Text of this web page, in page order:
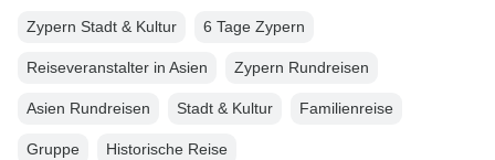
Zypern Stadt & Kultur 6 Tage Zypern
Reiseveranstalter in Asien Zypern Rundreisen
Asien Rundreisen Stadt & Kultur Familienreise
Gruppe Historische Reise